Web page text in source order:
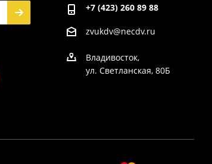
+7 (423) 260 89 88
zvukdv@necdv.ru
Владивосток,
ул. Светланская, 80Б